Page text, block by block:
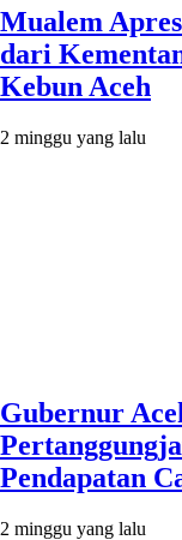
Mualem
dari
Kebun Aceh
2 minggu yang lalu
Gubernur
Pendapatan
2 minggu yang lalu